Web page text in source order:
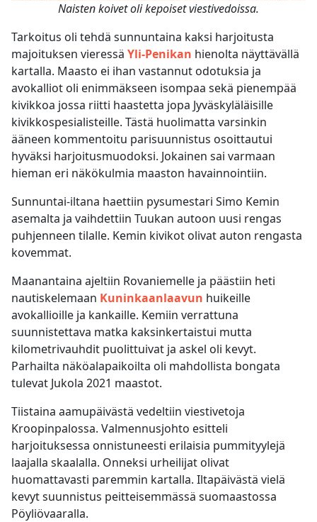
Naisten koivet oli kepoiset viestivedoissa.
Tarkoitus oli tehdä sunnuntaina kaksi harjoitusta
majoituksen vieressä Yli-Penikan hienolta näyttävällä
kartalla. Maasto ei ihan vastannut odotuksia ja
avokalliot oli enimmäkseen isompaa sekä pienempää
kivikkoa jossa riitti haastetta jopa Jyväskyläläisille
kivikkospesialisteille. Tästä huolimatta varsinkin
ääneen kommentoitu parisuunnistus osoittautui
hyväksi harjoitusmuodoksi. Jokainen sai varmaan
hieman eri näkökulmia maaston havainnointiin.
Sunnuntai-iltana haettiin pysumestari Simo Kemin
asemalta ja vaihdettiin Tuukan autoon uusi rengas
puhjenneen tilalle. Kemin kivikot olivat auton rengasta
kovemmat.
Maanantaina ajeltiin Rovaniemelle ja päästiin heti
nautiskelemaan Kuninkaanlaavun huikeille
avokallioille ja kankaille. Kemiin verrattuna
suunnistettava matka kaksinkertaistui mutta
kilometrivauhdit puolittuivat ja askel oli kevyt.
Parhailta näköalapaikoilta oli mahdollista bongata
tulevat Jukola 2021 maastot.
Tiistaina aamupäivästä vedeltiin viestivetoja
Kroopinpalossa. Valmennusjohto esitteli
harjoituksessa onnistuneesti erilaisia pummityylejä
laajalla skaalalla. Onneksi urheilijat olivat
huomattavasti paremmin kartalla. Iltapäivästä vielä
kevyt suunnistus peitteisemmässä suomaastossa
Pöyliövaaralla.